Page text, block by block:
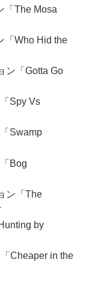
「The Mosa
「Who Hid the
ン「Gotta Go
Spy Vs
Swamp
Bog
ン「The
by
Cheaper in the